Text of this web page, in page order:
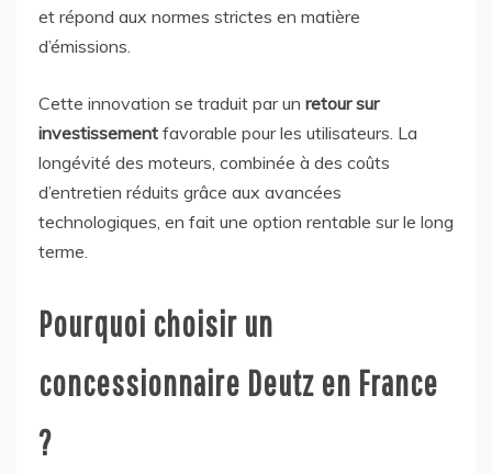
et répond aux normes strictes en matière
d’émissions.
Cette innovation se traduit par un retour sur
investissement favorable pour les utilisateurs. La
longévité des moteurs, combinée à des coûts
d’entretien réduits grâce aux avancées
technologiques, en fait une option rentable sur le long
terme.
Pourquoi choisir un
concessionnaire Deutz en France
?